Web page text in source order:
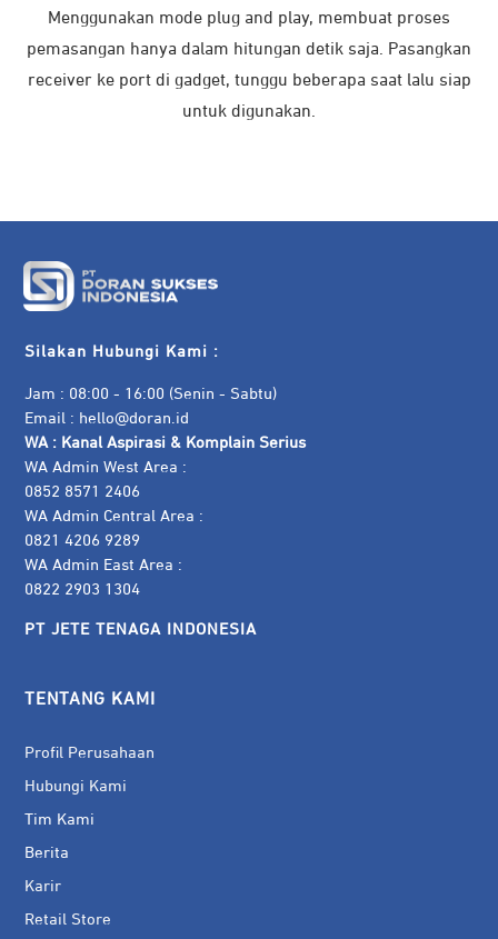
Menggunakan mode plug and play, membuat proses
pemasangan hanya dalam hitungan detik saja. Pasangkan
receiver ke port di gadget, tunggu beberapa saat lalu siap
untuk digunakan.
Silakan Hubungi Kami :
Jam : 08:00 - 16:00 (Senin - Sabtu)
Email : hello@doran.id
WA : Kanal Aspirasi & Komplain Serius
WA Admin West Area :
0852 8571 2406
WA Admin Central Area :
0821 4206 9289
WA Admin East Area :
0822 2903 1304
PT JETE TENAGA INDONESIA
TENTANG KAMI
Profil Perusahaan
Hubungi Kami
Tim Kami
Berita
Karir
Retail Store